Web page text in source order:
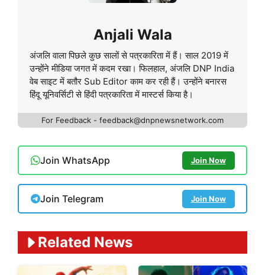
Anjali Wala
अंजलि वाला पिछले कुछ सालों से पत्रकारिता में हैं। साल 2019 में
उन्होंने मीडिया जगत में कदम रखा। फिलहाल, अंजलि DNP India
वेब साइट में बतौर Sub Editor काम कर रही हैं। उन्होंने बनारस
हिंदू यूनिवर्सिटी से हिंदी पत्रकारिता में मास्टर्स किया है।
For Feedback - feedback@dnpnewsnetwork.com
Join WhatsApp Join Now
Join Telegram Join Now
Related News